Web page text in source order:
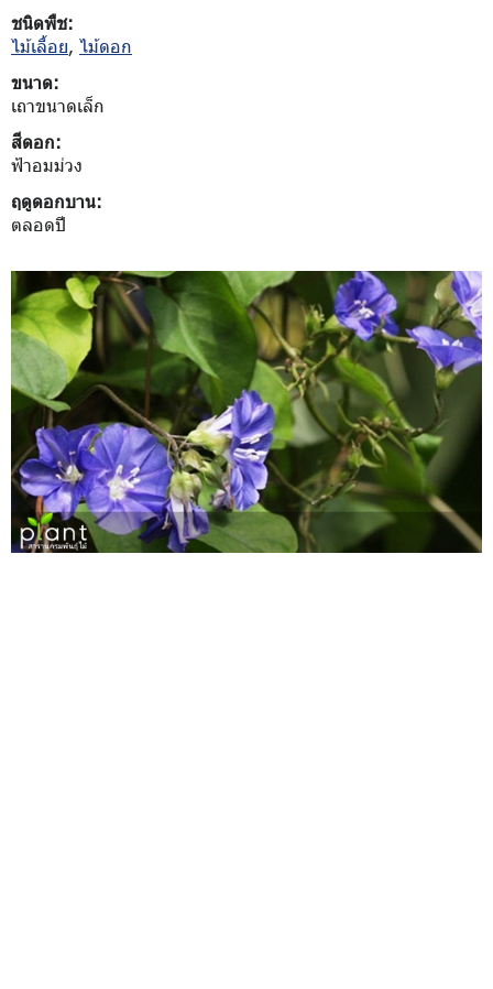
ชนิดพืช:
ไม้เลื้อย, ไม้ดอก
ขนาด:
เถาขนาดเล็ก
สีดอก:
ฟ้าอมม่วง
ฤดูดอกบาน:
ตลอดปี